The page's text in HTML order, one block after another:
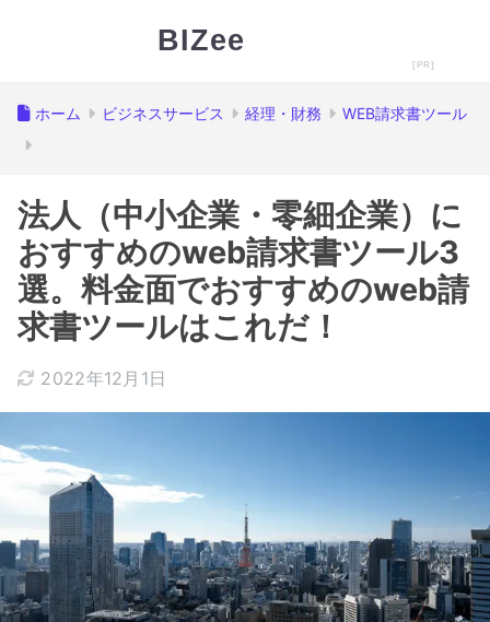
BIZee
ホーム ビジネスサービス 経理・財務 WEB請求書ツール
法人（中小企業・零細企業）に
おすすめのweb請求書ツール3
選。料金面でおすすめのweb請
求書ツールはこれだ！
2022年12月1日